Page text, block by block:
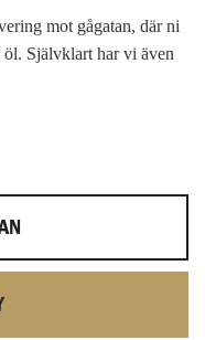
mot gågatan, där ni
Självklart har vi även